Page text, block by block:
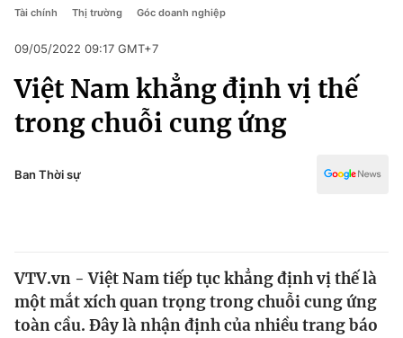
Chuyên mục
Chính trị
Thế giới
Chính trị
Pháp luật
Kinh tế
Thể thao
Truyền hình
Y tế
Tài chính Thị trường Góc doanh nghiệp
09/05/2022 09:17 GMT+7
Việt Nam khẳng định vị thế
trong chuỗi cung ứng
Ban Thời sự
VTV.vn - Việt Nam tiếp tục khẳng định vị thế là
một mắt xích quan trọng trong chuỗi cung ứng
toàn cầu. Đây là nhận định của nhiều trang báo